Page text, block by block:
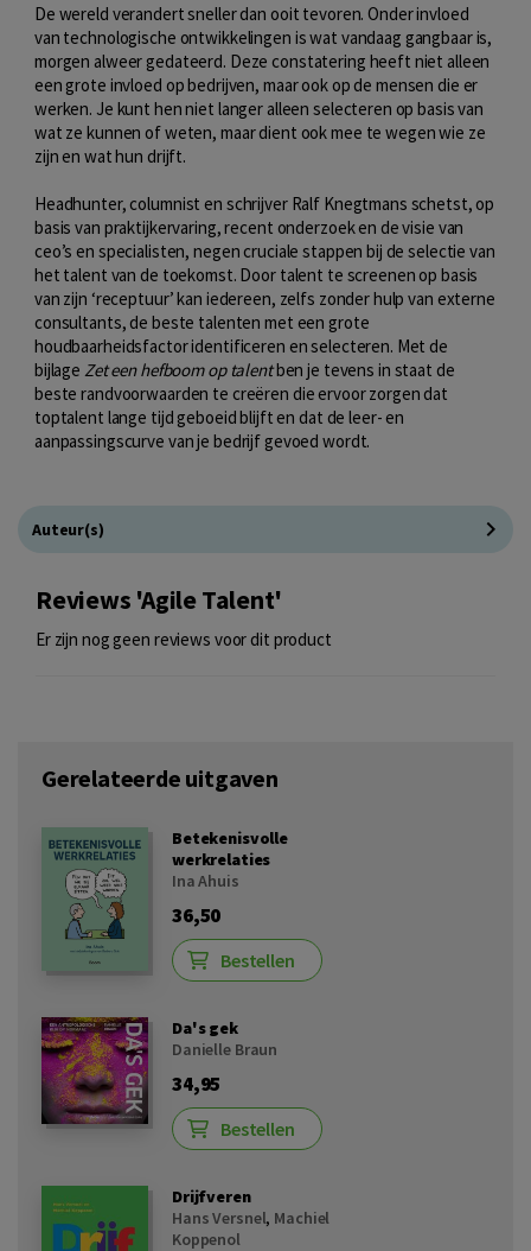
De wereld verandert sneller dan ooit tevoren. Onder invloed
van technologische ontwikkelingen is wat vandaag gangbaar is,
morgen alweer gedateerd. Deze constatering heeft niet alleen
een grote invloed op bedrijven, maar ook op de mensen die er
werken. Je kunt hen niet langer alleen selecteren op basis van
wat ze kunnen of weten, maar dient ook mee te wegen wie ze
zijn en wat hun drijft.
Headhunter, columnist en schrijver Ralf Knegtmans schetst, op
basis van praktijkervaring, recent onderzoek en de visie van
ceo’s en specialisten, negen cruciale stappen bij de selectie van
het talent van de toekomst. Door talent te screenen op basis
van zijn ‘receptuur’ kan iedereen, zelfs zonder hulp van externe
consultants, de beste talenten met een grote
houdbaarheidsfactor identificeren en selecteren. Met de
bijlage Zet een hefboom op talentben je tevens in staat de
beste randvoorwaarden te creëren die ervoor zorgen dat
toptalent lange tijd geboeid blijft en dat de leer- en
aanpassingscurve van je bedrijf gevoed wordt.
Auteur(s)
Reviews 'Agile Talent'
Er zijn nog geen reviews voor dit product
Gerelateerde uitgaven
Betekenisvolle
werkrelaties
Ina Ahuis
36,50
Bestellen
Da's gek
Danielle Braun
34,95
Bestellen
Drijfveren
Hans Versnel, Machiel
Koppenol